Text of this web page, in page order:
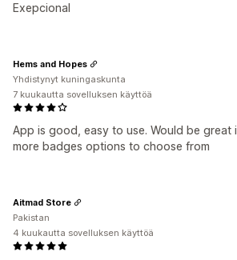
Exepcional
App is good, easy to use. Would be great
more badges options to choose from
Hems and Hopes
Yhdistynyt kuningaskunta
7 kuukautta sovelluksen käyttöä
Aitmad Store
Pakistan
4 kuukautta sovelluksen käyttöä